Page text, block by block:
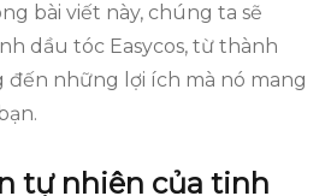
bài viết này, chúng ta sẽ
dầu tóc Easycos, từ thành
đến những lợi ích mà nó mang
tự nhiên của tinh